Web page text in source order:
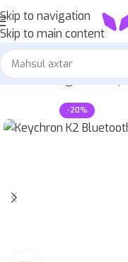
Skip to navigation
Skip to main content
Home»Mağaza»
-20%